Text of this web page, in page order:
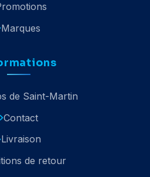
Marques
de Saint-Martin
Contact
Livraison
de retour